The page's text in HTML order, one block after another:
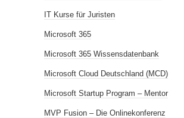
IT Kurse für Juristen
Microsoft 365
Microsoft 365 Wissensdatenbank
Microsoft Cloud Deutschland (MCD)
Microsoft Startup Program – Mentor
MVP Fusion – Die Onlinekonferenz